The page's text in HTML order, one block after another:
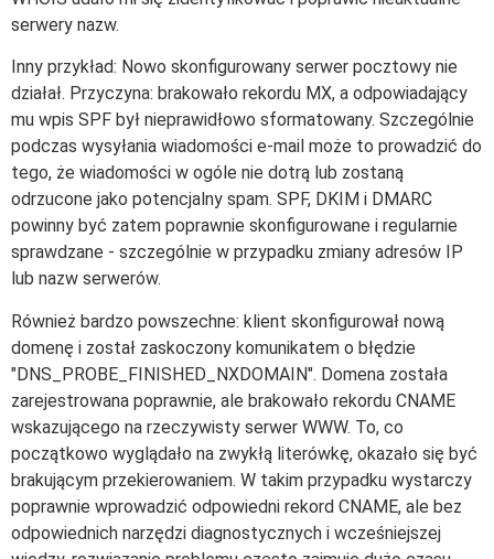
serwery nazw.
Inny przykład: Nowo skonfigurowany serwer pocztowy nie
działał. Przyczyna: brakowało rekordu MX, a odpowiadający
mu wpis SPF był nieprawidłowo sformatowany. Szczególnie
podczas wysyłania wiadomości e-mail może to prowadzić do
tego, że wiadomości w ogóle nie dotrą lub zostaną
odrzucone jako potencjalny spam. SPF, DKIM i DMARC
powinny być zatem poprawnie skonfigurowane i regularnie
sprawdzane - szczególnie w przypadku zmiany adresów IP
lub nazw serwerów.
Również bardzo powszechne: klient skonfigurował nową
domenę i został zaskoczony komunikatem o błędzie
"DNS_PROBE_FINISHED_NXDOMAIN". Domena została
zarejestrowana poprawnie, ale brakowało rekordu CNAME
wskazującego na rzeczywisty serwer WWW. To, co
początkowo wyglądało na zwykłą literówkę, okazało się być
brakującym przekierowaniem. W takim przypadku wystarczy
poprawnie wprowadzić odpowiedni rekord CNAME, ale bez
odpowiednich narzędzi diagnostycznych i wcześniejszej